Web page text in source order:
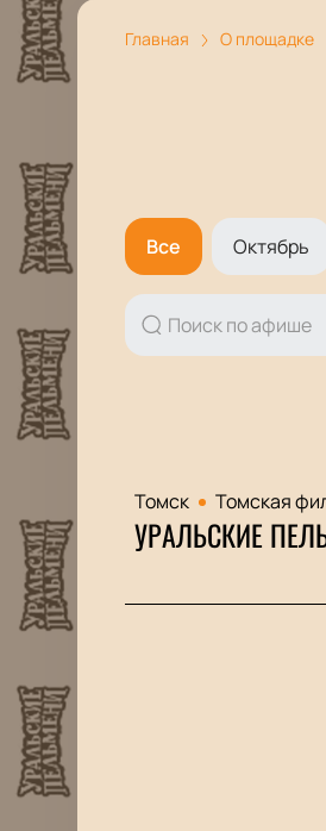
Главная О площадке
Все Октябрь
Томск Томская
УРАЛЬСКИЕ